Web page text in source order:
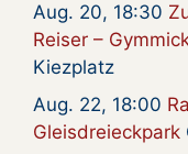
Aug. 20, 18:30
Reiser –
Kiezplatz
Aug. 22, 18:00
Gleisdreieckpark